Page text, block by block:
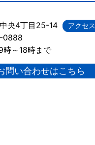
央4丁目25-14
アクセス
0888
時～18時まで
問い合わせはこちら